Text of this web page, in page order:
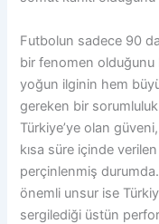
Futbolun sadece 90
bir fenomen olduğunu
yoğun ilginin hem
gereken bir sorumluluk
Türkiye’ye olan
kısa süre içinde
perçinlenmiş
önemli unsur ise
sergilediği üstün